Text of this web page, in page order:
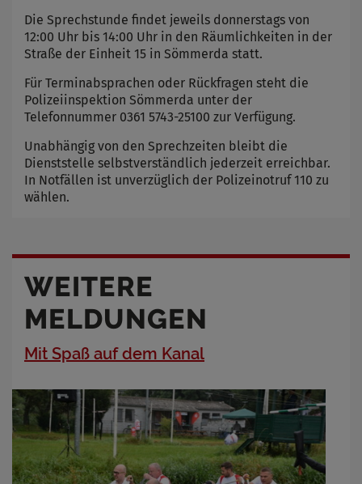
Die Sprechstunde findet jeweils donnerstags von
12:00 Uhr bis 14:00 Uhr in den Räumlichkeiten in der
Straße der Einheit 15 in Sömmerda statt.
Für Terminabsprachen oder Rückfragen steht die
Polizeiinspektion Sömmerda unter der
Telefonnummer 0361 5743-25100 zur Verfügung.
Unabhängig von den Sprechzeiten bleibt die
Dienststelle selbstverständlich jederzeit erreichbar.
In Notfällen ist unverzüglich der Polizeinotruf 110 zu
wählen.
WEITERE
MELDUNGEN
Mit Spaß auf dem Kanal